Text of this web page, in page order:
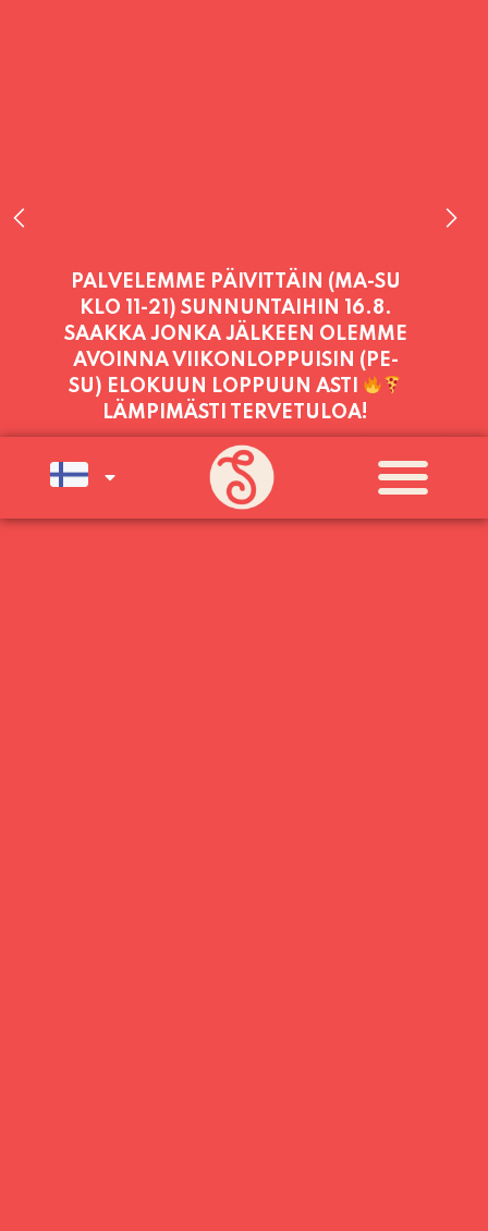
PALVELEMME PÄIVITTÄIN (MA-SU
KLO 11-21) SUNNUNTAIHIN 16.8.
SAAKKA JONKA JÄLKEEN OLEMME
AVOINNA VIIKONLOPPUISIN (PE-
SU) ELOKUUN LOPPUUN ASTI
LÄMPIMÄSTI TERVETULOA!
PALVELEMME TÄNÄÄN:
PERJANTAI11:00 - 21:00